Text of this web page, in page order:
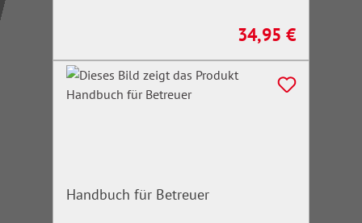
Regulärer Preis:
34,95 €
Handbuch für Betreuer